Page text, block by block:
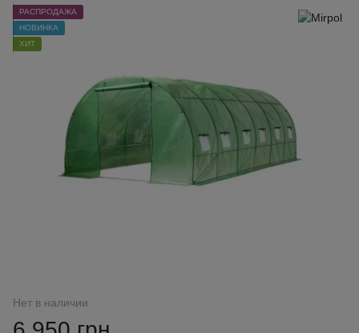
РАСПРОДАЖА
НОВИНКА
ХИТ
Нет в наличии